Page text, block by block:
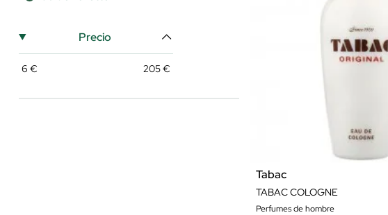
Precio
6 € 205€
Tabac
TABAC COLOGNE
Perfumes de hombre